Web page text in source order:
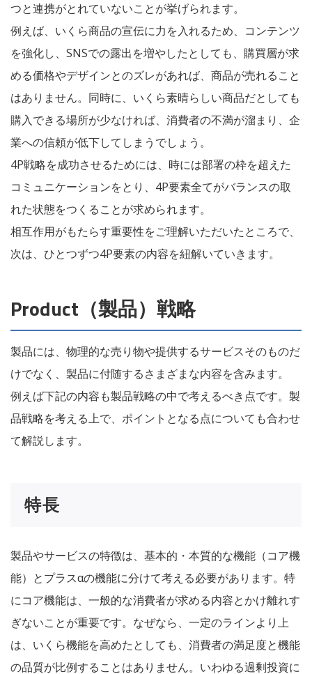
つと連携がとれていないことが挙げられます。
例えば、いくら商品の宣伝に力を入れるため、コンテンツ
を強化し、SNSでの露出を増やしたとしても、購買層が求
める価格やデザインとのズレがあれば、商品が売れること
はありません。同時に、いくら素晴らしい商品だとしても
購入できる場所が少なければ、消費者の不満が溜まり、企
業への信頼が低下してしまうでしょう。
4P戦略を成功させるためには、 時には部署の枠を超えた
コミュニケーションをとり、4P要素全てがバランスの取
れた状態をつくることが求められます。
相互作用がもたらす重要性をご理解いただいたところで、
次は、ひとつずつ4P要素の内容を紐解いていきます。
Product（製品）戦略
製品には、物理的な売り物や提供するサービスそのものだ
けでなく、製品に付随するさまざまな内容を含みます。
例えば下記の内容も製品戦略の中で考えるべき点です。製
品戦略を考える上で、ポイントとなる点についても合わせ
て解説します。
特長
製品やサービスの特徴は、基本的・本質的な機能（コア機
能）とプラスαの機能に分けて考える必要があります。特
にコア機能は、一般的な消費者が求める内容とかけ離れす
ぎないことが重要です。なぜなら、一定のラインより上
は、いくら機能を高めたとしても、消費者の満足度と機能
の品質が比例することはありません。いわゆる過剰投資に